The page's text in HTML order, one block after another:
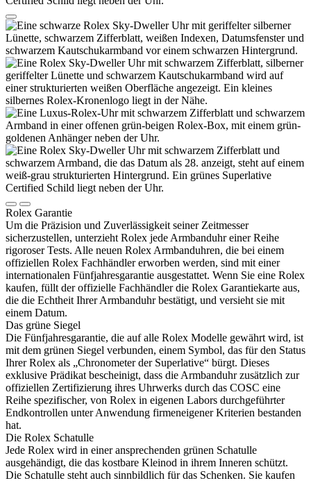
Rolex Garantie
Um die Präzision und Zuverlässigkeit seiner Zeitmesser
sicherzustellen, unterzieht Rolex jede Armbanduhr einer Reihe
rigoroser Tests. Alle neuen Rolex Armbanduhren, die bei einem
offiziellen Rolex Fachhändler erworben werden, sind mit einer
internationalen Fünfjahres­garantie ausgestattet. Wenn Sie eine Rolex
kaufen, füllt der offizielle Fachhändler die Rolex Garantiekarte aus,
die die Echtheit Ihrer Armbanduhr bestätigt, und versieht sie mit
einem Datum.
Das grüne Siegel
Die Fünfjahresgarantie, die auf alle Rolex Modelle gewährt wird, ist
mit dem grünen Siegel verbunden, einem Symbol, das für den Status
IhrerRolex als „Chronometer der Superlative“ bürgt. Dieses
exklusive Prädikat bescheinigt, dass die Armbanduhr zusätzlich zur
offiziellen Zertifizierung ihres Uhrwerks durch das COSC eine
Reihe spezifischer, von Rolex in eigenen Labors durchgeführter
Endkontrollen unter Anwendung firmeneigener Kriterien bestanden
hat.
Die Rolex Schatulle
Jede Rolex wird in einer ansprechenden grünen Schatulle
ausgehändigt, die das kostbare Kleinod in ihrem Inneren schützt.
Die Schatulle steht auch sinnbildlich für das Schenken. Sie kaufen